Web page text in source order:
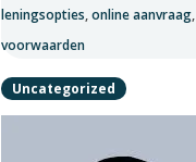
leningsopties,online aanvraag,
voorwaarden
Uncategorized